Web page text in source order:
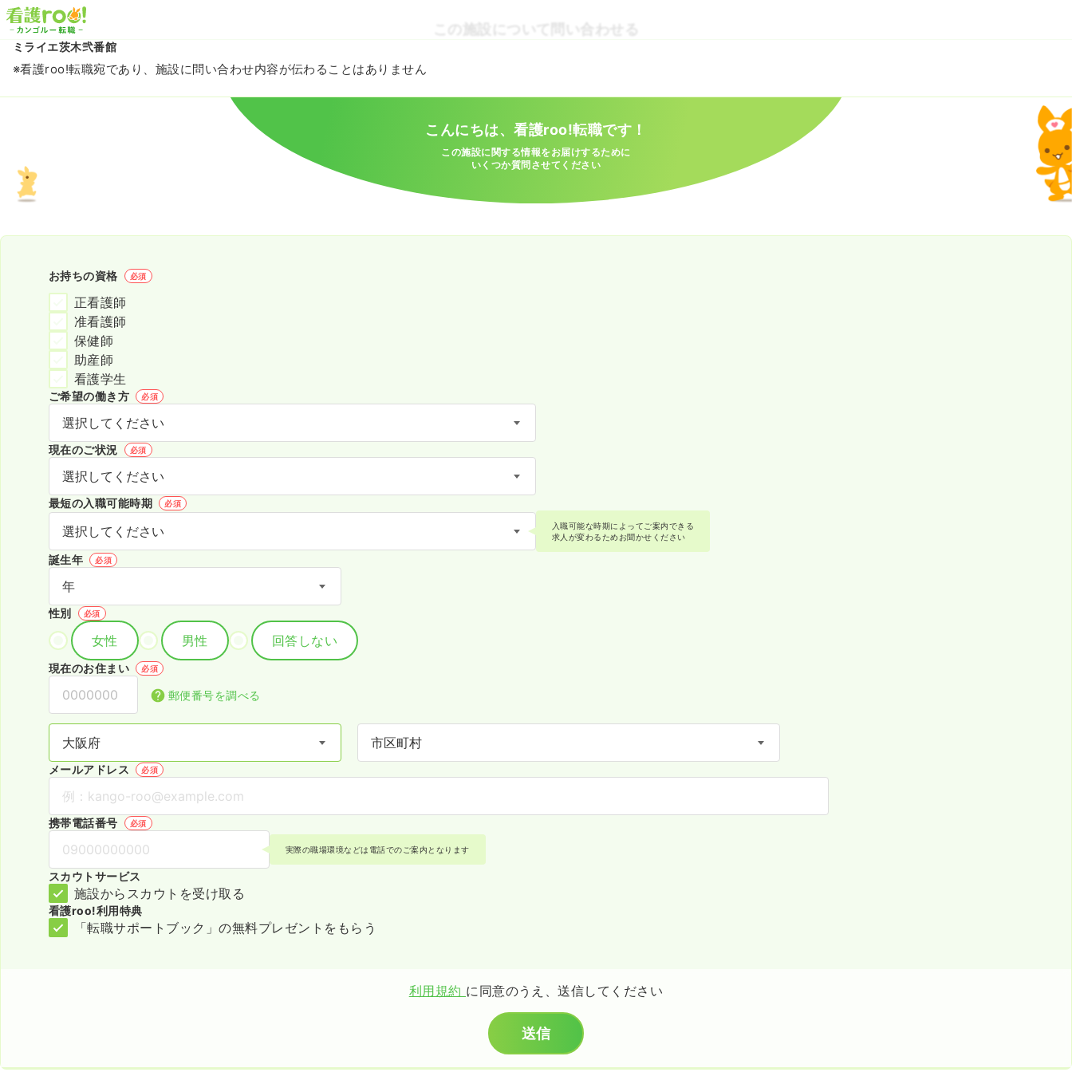
この施設について問い合わせる
ミライエ茨木弐番館
※看護roo!転職宛であり、施設に問い合わせ内容が伝わることはありません
こんにちは、看護roo!転職です！
この施設に関する情報をお届けするために
いくつか質問させてください
お持ちの資格 必須
正看護師
准看護師
保健師
助産師
看護学生
ご希望の働き方 必須
現在のご状況 必須
最短の入職可能時期 必須
入職可能な時期によってご案内できる
求人が変わるためお聞かせください
誕生年 必須
性別 必須
女性 男性 回答しない
現在のお住まい 必須
郵便番号を調べる
メールアドレス 必須
携帯電話番号 必須
実際の職場環境などは電話でのご案内となります
スカウトサービス
施設からスカウトを受け取る
看護roo!利用特典
「転職サポートブック」の無料プレゼントをもらう
利用規約 に同意のうえ、送信してください
送信